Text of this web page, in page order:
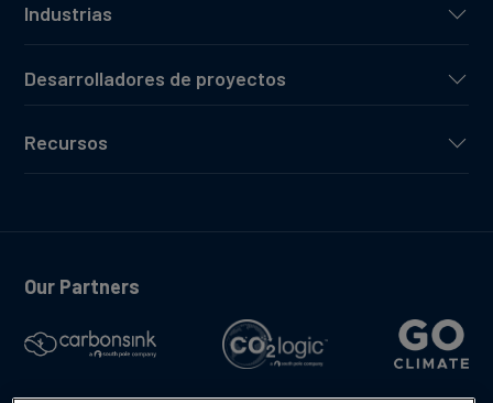
Industrias
Desarrolladores de proyectos
Recursos
Our Partners